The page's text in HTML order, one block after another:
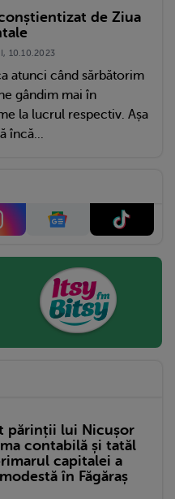
de Ziua
10.10.2023
atunci când sărbătorim
gândim mai în
la lucrul respectiv. Așa
încă...
părinții lui Nicușor
contabilă și tatăl
capitalei a
în Făgăraș